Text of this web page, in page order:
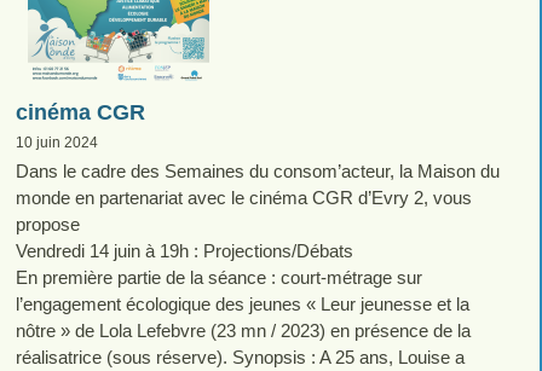
cinéma CGR
10 juin 2024
Dans le cadre des Semaines du consom’acteur, la Maison du
monde en partenariat avec le cinéma CGR d’Evry 2, vous
propose
Vendredi 14 juin à 19h : Projections/Débats
En première partie de la séance : court-métrage sur
l’engagement écologique des jeunes « Leur jeunesse et la
nôtre » de Lola Lefebvre (23 mn / 2023) en présence de la
réalisatrice (sous réserve). Synopsis : A 25 ans, Louise a